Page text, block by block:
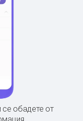
се обадете от